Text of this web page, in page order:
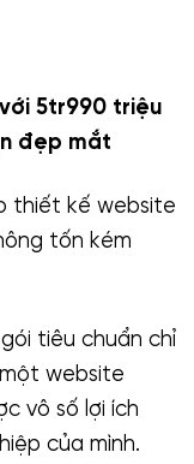
5tr990 triệu
đẹp mắt
thiết kế website
tốn kém
tiêu chuẩn chỉ
website
vô số lợi ích
của mình.